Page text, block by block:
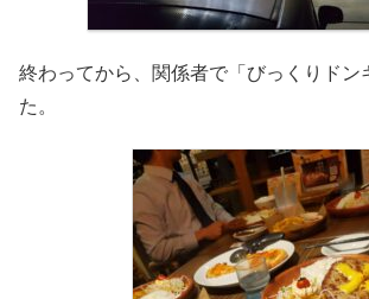
終わってから、関係者で「びっくりドン
た。